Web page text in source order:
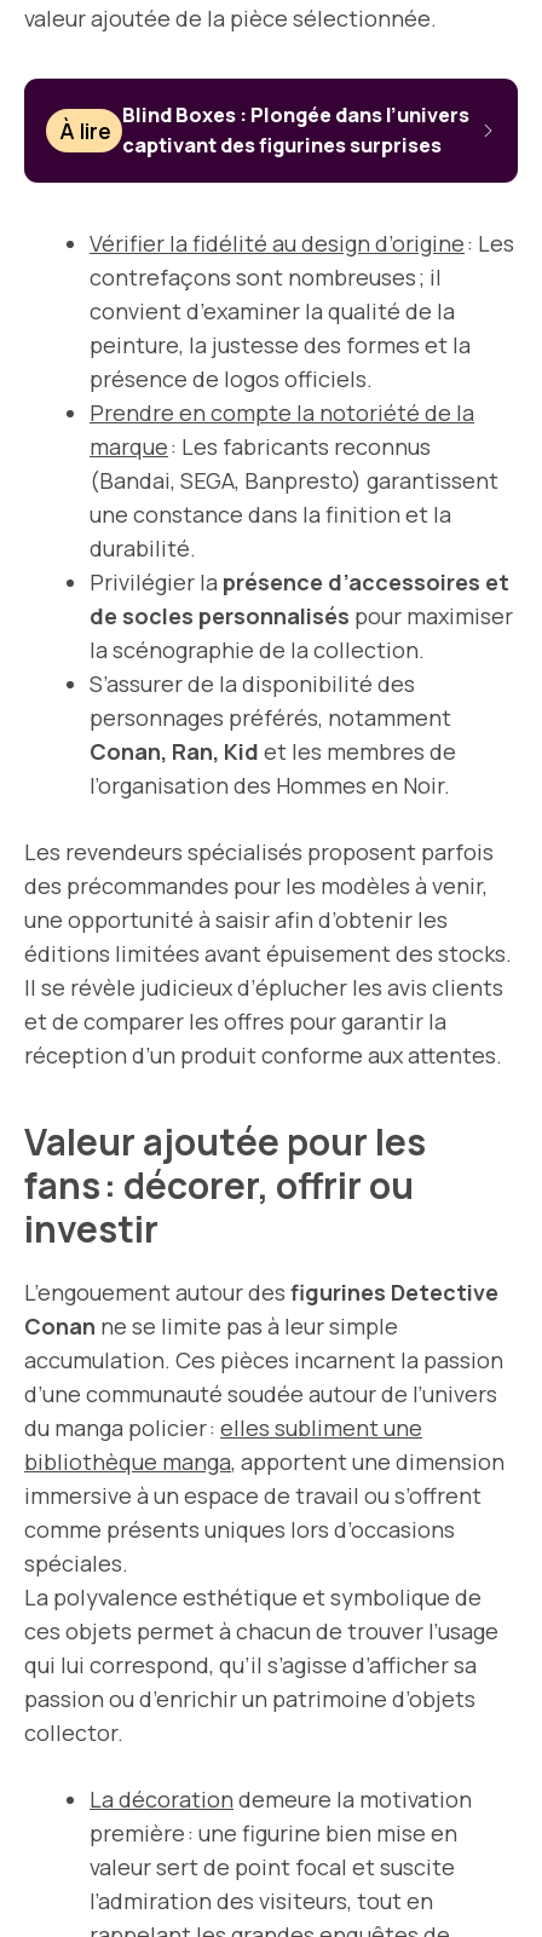
valeur ajoutée de la pièce sélectionnée.
À lire
Blind Boxes : Plongée dans l’univers
captivant des figurines surprises
Vérifier la fidélité au design d’origine: Les
contrefaçons sont nombreuses ; il
convient d’examiner la qualité de la
peinture, la justesse des formes et la
présence de logos officiels.
Prendre en compte la notoriété de la
marque: Les fabricants reconnus
(Bandai, SEGA, Banpresto) garantissent
une constance dans la finition et la
durabilité.
Privilégier la présence d’accessoires et
de socles personnalisés pour maximiser
la scénographie de la collection.
S’assurer de la disponibilité des
personnages préférés, notamment
Conan, Ran, Kid et les membres de
l’organisation des Hommes en Noir.
Les revendeurs spécialisés proposent parfois
des précommandes pour les modèles à venir,
une opportunité à saisir afin d’obtenir les
éditions limitées avant épuisement des stocks.
Il se révèle judicieux d’éplucher les avis clients
et de comparer les offres pour garantir la
réception d’un produit conforme aux attentes.
Valeur ajoutée pour les
fans : décorer, offrir ou
investir
L’engouement autour des figurines Detective
Conan ne se limite pas à leur simple
accumulation. Ces pièces incarnent la passion
d’une communauté soudée autour de l’univers
du manga policier : elles subliment une
bibliothèque manga, apportent une dimension
immersive à un espace de travail ou s’offrent
comme présents uniques lors d’occasions
spéciales.
La polyvalence esthétique et symbolique de
ces objets permet à chacun de trouver l’usage
qui lui correspond, qu’il s’agisse d’afficher sa
passion ou d’enrichir un patrimoine d’objets
collector.
La décoration demeure la motivation
première : une figurine bien mise en
valeur sert de point focal et suscite
l’admiration des visiteurs, tout en